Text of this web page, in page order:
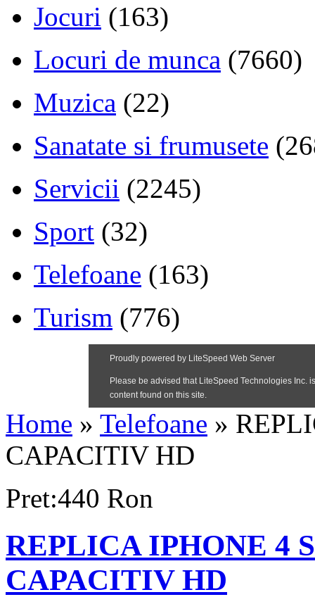
Jocuri (163)
Locuri de munca (7660)
Muzica (22)
Sanatate si frumusete
Servicii (2245)
Sport (32)
Telefoane (163)
Turism (776)
Home » Telefoane »
CAPACITIV HD
Pret:440 Ron
REPLICA IPHONE 4
CAPACITIV HD